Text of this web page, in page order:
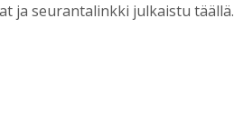
ja seurantalinkki julkaistu täällä.